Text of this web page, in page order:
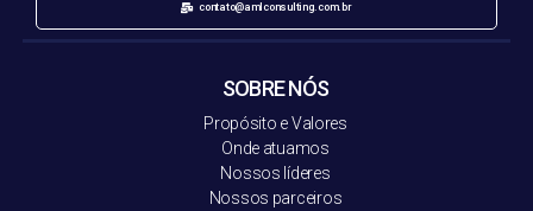
contato@amlconsulting.com.br
SOBRE NÓS
Propósito e Valores
Onde atuamos
Nossos líderes
Nossos parceiros